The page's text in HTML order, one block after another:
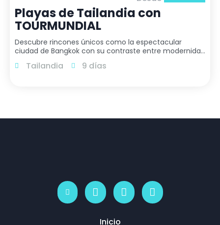
Playas de Tailandia con
TOURMUNDIAL
Descubre rincones únicos como la espectacular
ciudad de Bangkok con su contraste entre modernidad
entre – Phuket / Krabi / Ko Samui. SALIDAS LOS JUEVES
Tailandia 9 días
Inicio